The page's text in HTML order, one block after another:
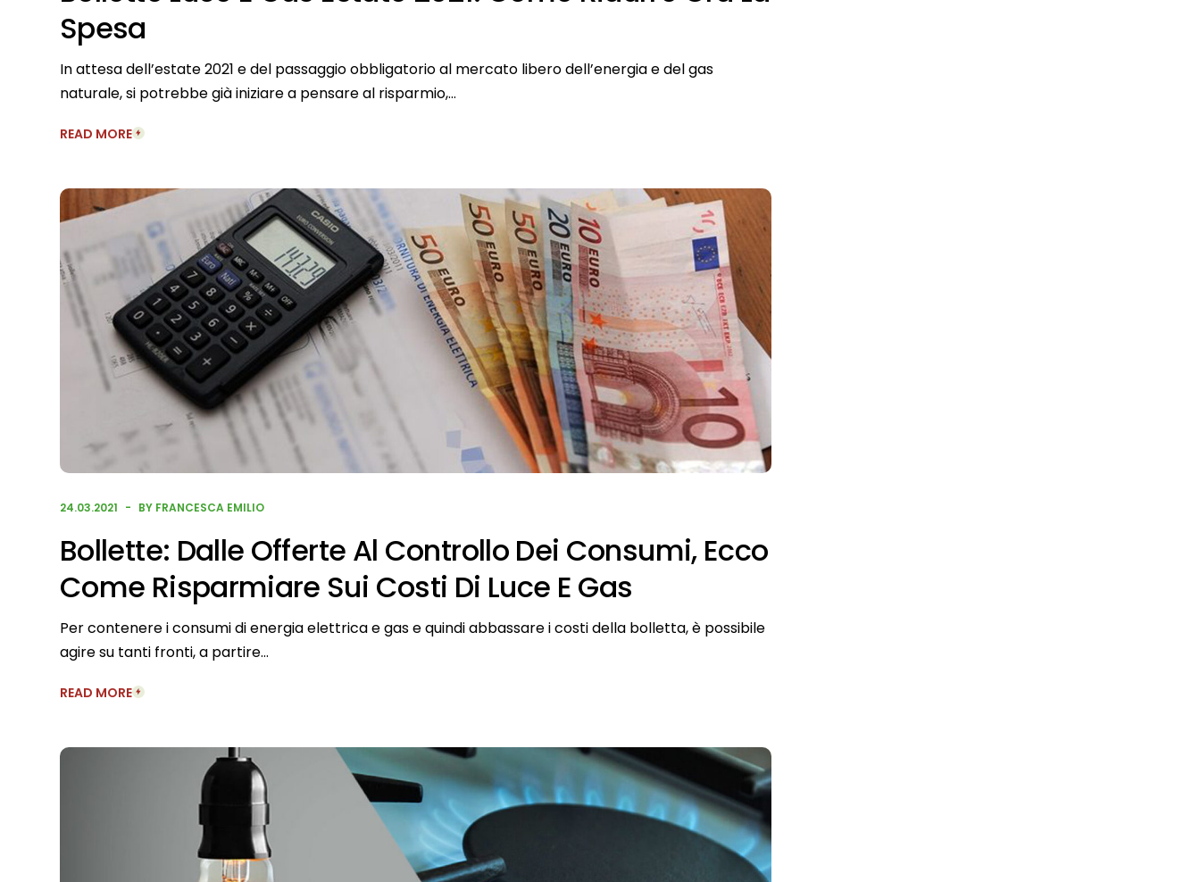
Spesa
In attesa dell’estate 2021 e del passaggio obbligatorio al mercato libero dell’energia e del gas
naturale, si potrebbe già iniziare a pensare al risparmio,…
READ MORE
24.03.2021 BY FRANCESCA EMILIO
Bollette: Dalle Offerte Al Controllo Dei Consumi, Ecco
Come Risparmiare Sui Costi Di Luce E Gas
Per contenere i consumi di energia elettrica e gas e quindi abbassare i costi della bolletta, è possibile
agire su tanti fronti, a partire…
READ MORE